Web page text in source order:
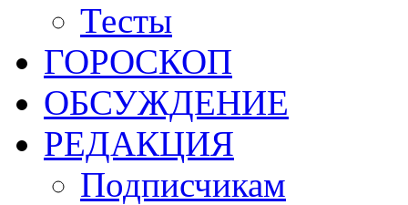
Тесты
ГОРОСКОП
ОБСУЖДЕНИЕ
РЕДАКЦИЯ
Подписчикам